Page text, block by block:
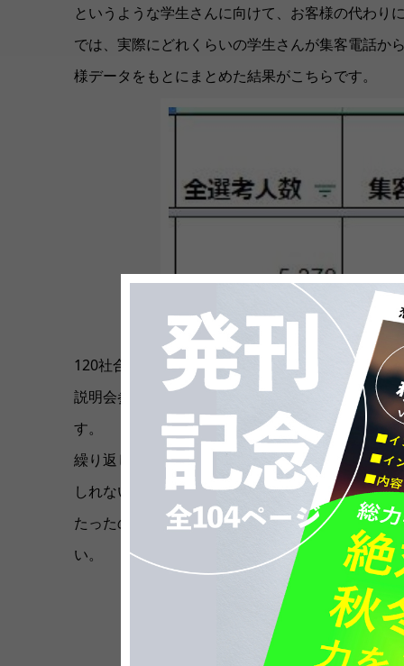
というような学生さんに向けて、お客様の代わり
では、実際にどれくらいの学生さんが集客電話か
様データをもとにまとめた結果がこちらです。
120社合計で406人、つまり
1社平均3.4人の参加者
説明会参加者全体に占める割合を見ると12.4％が
す。
繰り返しになりますが説明会に来てくれている学
しれないということ。
たったの3.4人でしょう…と思われた方、では次に
い。